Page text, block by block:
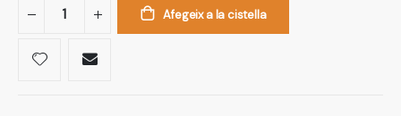
Afegeix a la cistella